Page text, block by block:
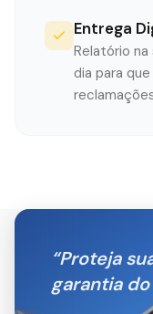
Entrega
Relatório
dia para
“Proteja
garantia